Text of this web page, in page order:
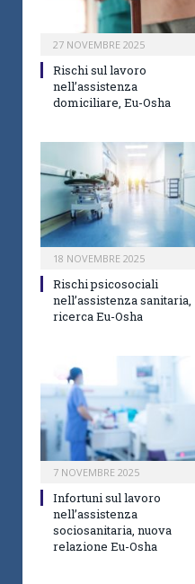
27 NOVEMBRE 2025
Rischi sul lavoro
nell’assistenza
domiciliare, Eu-Osha
18 NOVEMBRE 2025
Rischi psicosociali
nell’assistenza sanitaria,
ricerca Eu-Osha
7 NOVEMBRE 2025
Infortuni sul lavoro
nell’assistenza
sociosanitaria, nuova
relazione Eu-Osha